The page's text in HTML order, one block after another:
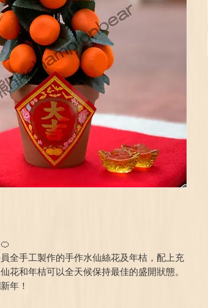
全手工製作的手作水仙絲花及年桔，配上充
花和年桔可以全天候保持最佳的盛開狀態。
年！